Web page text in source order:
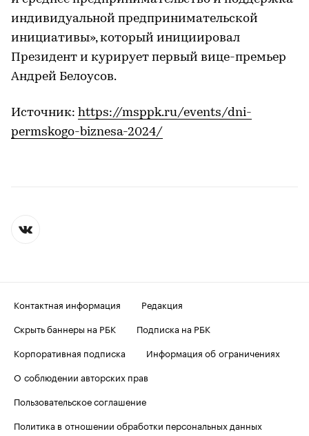
индивидуальной предпринимательской
инициативы», который инициировал
Президент и курирует первый вице-премьер
Андрей Белоусов.
Источник: https://msppk.ru/events/dni-
permskogo-biznesa-2024/
Контактная информация
Редакция
Скрыть баннеры на РБК
Подписка на РБК
Корпоративная подписка
Информация об ограничениях
О соблюдении авторских прав
Пользовательское соглашение
Политика в отношении обработки персональных данных